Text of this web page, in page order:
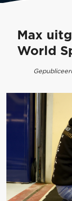
Max
World